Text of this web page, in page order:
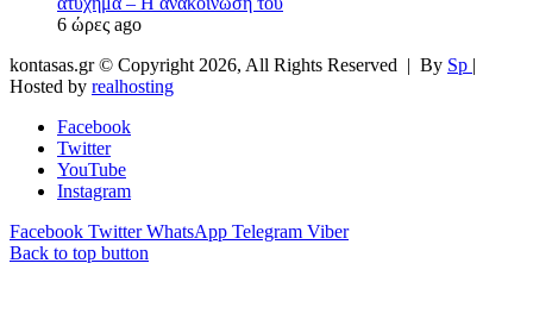
6 ώρες ago
kontasas.gr © Copyright 2026, All Rights Reserved | By Sp |
Hosted by realhosting
Facebook
Twitter
YouTube
Instagram
Facebook Twitter WhatsApp Telegram Viber
Back to top button